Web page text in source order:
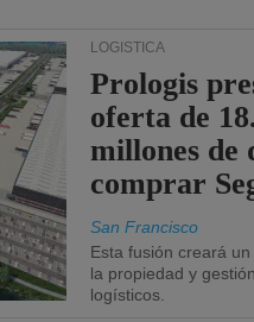
LOGÍSTICA
Prologis
oferta de
millones de
comprar
San Francisco
Esta fusión creará
la propiedad y
logísticos.